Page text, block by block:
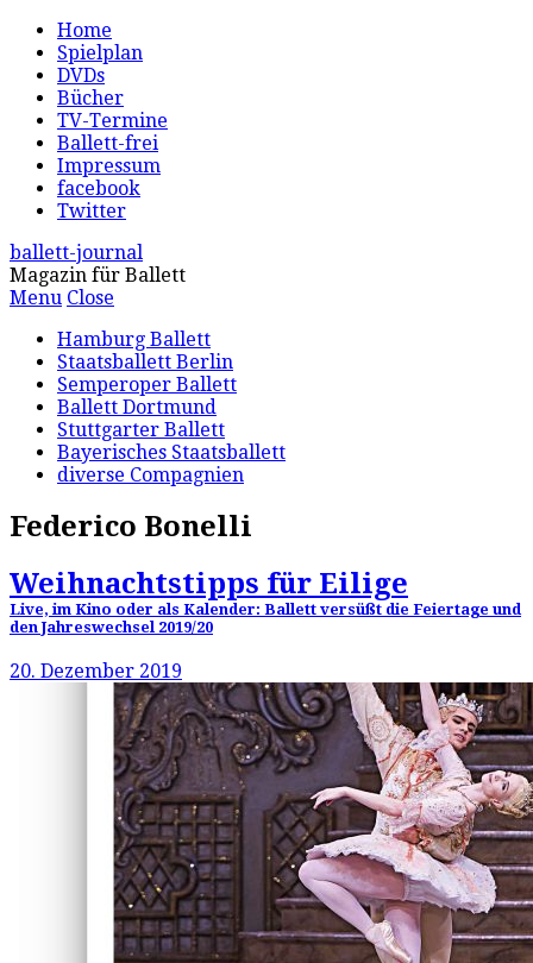
Home
Spielplan
DVDs
Bücher
TV-Termine
Ballett-frei
Impressum
facebook
Twitter
ballett-journal
Magazin für Ballett
Menu Close
Hamburg Ballett
Staatsballett Berlin
Semperoper Ballett
Ballett Dortmund
Stuttgarter Ballett
Bayerisches Staatsballett
diverse Compagnien
Federico Bonelli
Weihnachtstipps für Eilige
Live, im Kino oder als Kalender: Ballett versüßt die Feiertage und
den Jahreswechsel 2019/20
20. Dezember 2019